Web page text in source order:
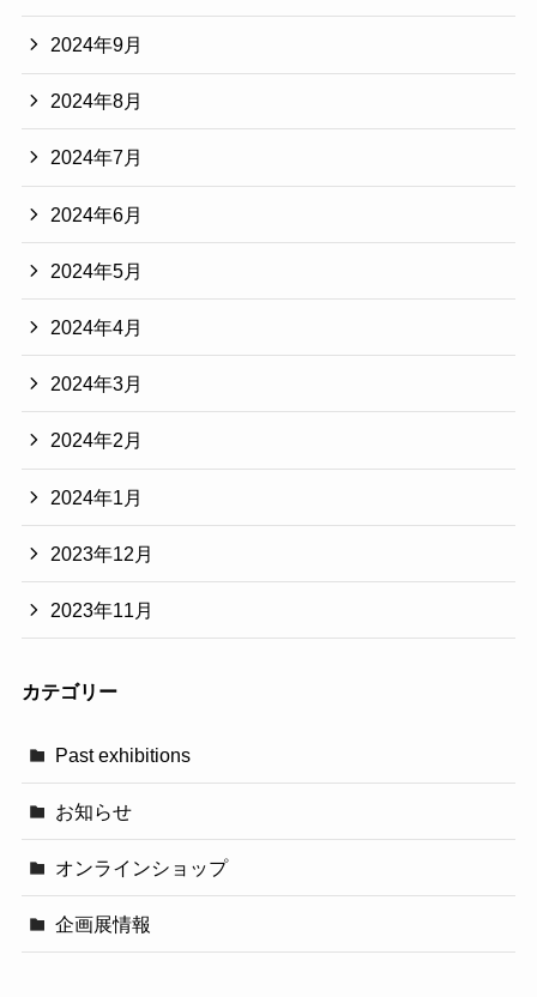
2024年9月
2024年8月
2024年7月
2024年6月
2024年5月
2024年4月
2024年3月
2024年2月
2024年1月
2023年12月
2023年11月
カテゴリー
Past exhibitions
お知らせ
オンラインショップ
企画展情報